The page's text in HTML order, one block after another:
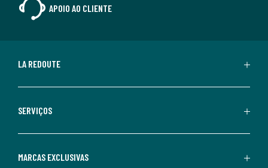
APOIO AO CLIENTE
LA REDOUTE
SERVIÇOS
MARCAS EXCLUSIVAS